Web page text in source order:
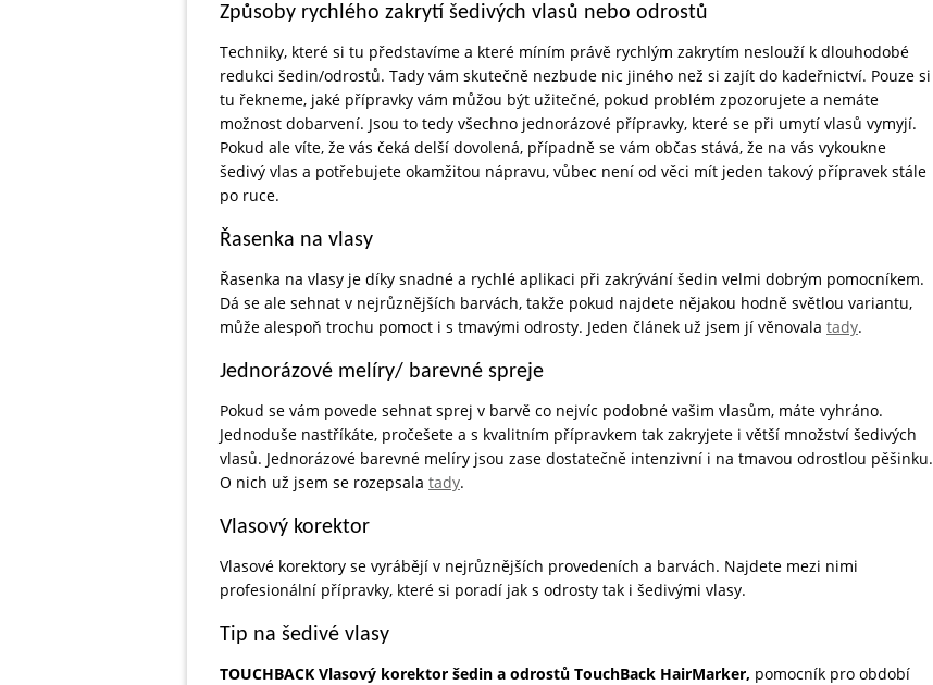
Způsoby rychlého zakrytí šedivých vlasů nebo odrostů
Techniky, které si tu představíme a které míním právě rychlým zakrytím neslouží k dlouhodobé
redukci šedin/odrostů. Tady vám skutečně nezbude nic jiného než si zajít do kadeřnictví. Pouze si
tu řekneme, jaké přípravky vám můžou být užitečné, pokud problém zpozorujete a nemáte
možnost dobarvení. Jsou to tedy všechno jednorázové přípravky, které se při umytí vlasů vymyjí.
Pokud ale víte, že vás čeká delší dovolená, případně se vám občas stává, že na vás vykoukne
šedivý vlas a potřebujete okamžitou nápravu, vůbec není od věci mít jeden takový přípravek stále
po ruce.
Řasenka na vlasy
Řasenka na vlasy je díky snadné a rychlé aplikaci při zakrývání šedin velmi dobrým pomocníkem.
Dá se ale sehnat v nejrůznějších barvách, takže pokud najdete nějakou hodně světlou variantu,
může alespoň trochu pomoct i s tmavými odrosty. Jeden článek už jsem jí věnovala tady.
Jednorázové melíry/ barevné spreje
Pokud se vám povede sehnat sprej v barvě co nejvíc podobné vašim vlasům, máte vyhráno.
Jednoduše nastříkáte, pročešete a s kvalitním přípravkem tak zakryjete i větší množství šedivých
vlasů. Jednorázové barevné melíry jsou zase dostatečně intenzivní i na tmavou odrostlou pěšinku.
O nich už jsem se rozepsala tady.
Vlasový korektor
Vlasové korektory se vyrábějí v nejrůznějších provedeních a barvách. Najdete mezi nimi
profesionální přípravky, které si poradí jak s odrosty tak i šedivými vlasy.
Tip na šedivé vlasy
TOUCHBACK Vlasový korektor šedin a odrostů TouchBack HairMarker, pomocník pro období